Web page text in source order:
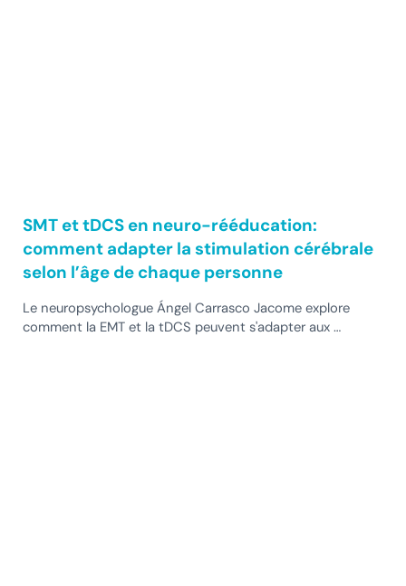
SMT et tDCS en neuro-rééducation:
comment adapter la stimulation cérébrale
selon l’âge de chaque personne
Le neuropsychologue Ángel Carrasco Jacome explore
comment la EMT et la tDCS peuvent s'adapter aux …